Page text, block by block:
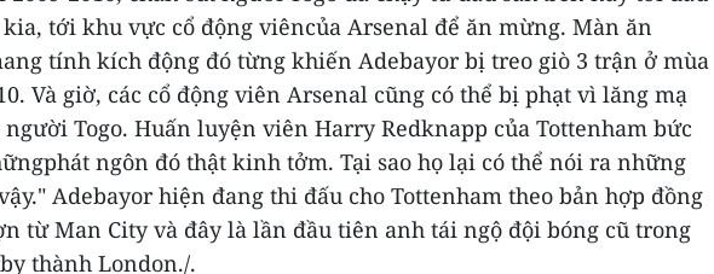
tới khu vực cổ động viêncủa Arsenal để ăn mừng. Màn ăn
tính kích động đó từng khiến Adebayor bị treo giò 3 trận ở mùa
Và giờ, các cổ động viên Arsenal cũng có thể bị phạt vì lăng mạ
Togo. Huấn luyện viên Harry Redknapp của Tottenham bức
ngôn đó thật kinh tởm. Tại sao họ lại có thể nói ra những
Adebayor hiện đang thi đấu cho Tottenham theo bản hợp đồng
từ Man City và đây là lần đầu tiên anh tái ngộ đội bóng cũ trong
thành London./.